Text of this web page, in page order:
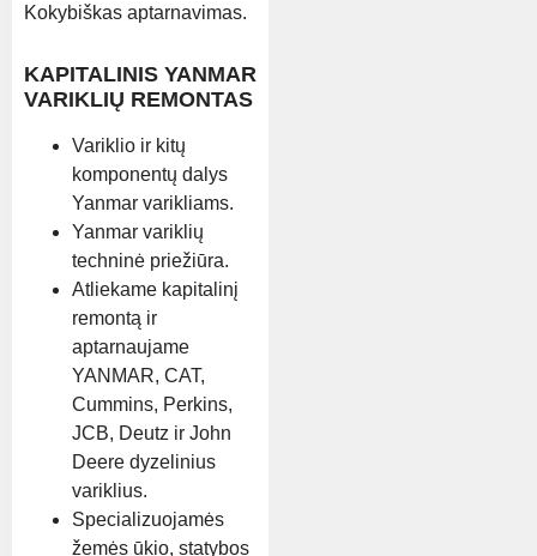
Kokybiškas aptarnavimas.
KAPITALINIS YANMAR
VARIKLIŲ REMONTAS
Variklio ir kitų
komponentų dalys
Yanmar varikliams.
Yanmar variklių
techninė priežiūra.
Atliekame kapitalinį
remontą ir
aptarnaujame
YANMAR, CAT,
Cummins, Perkins,
JCB, Deutz ir John
Deere dyzelinius
variklius.
Specializuojamės
žemės ūkio, statybos